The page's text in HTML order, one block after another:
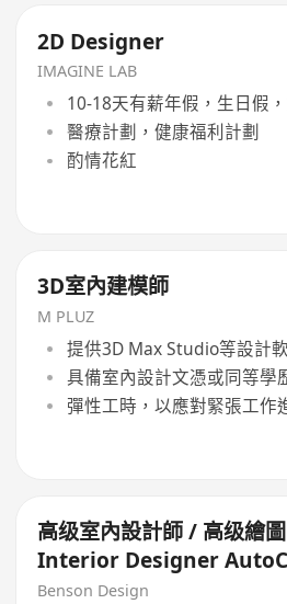
2D Designer
IMAGINE LAB
10-18天有薪年假，生日假
醫療計劃，健康福利計劃
酌情花紅
3D室內建模師
M PLUZ
提供3D Max Studio等設計
具備室內設計文憑或同等學
彈性工時，以應對緊張工作
高级室內設計師 / 高级繪圖
Interior Designer
Draftsman (Senior)
Benson Design